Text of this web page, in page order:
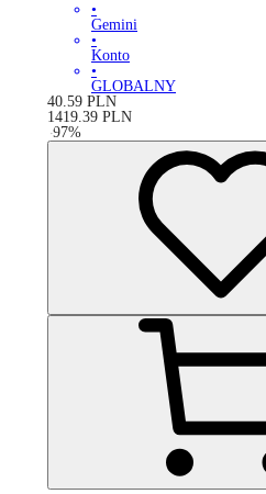
•
Gemini
•
Konto
•
GLOBALNY
40.59 PLN
1419.39 PLN
-97%